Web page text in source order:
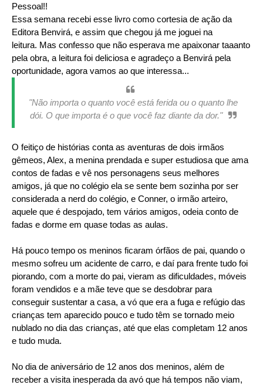
Pessoal!!
Essa semana recebi esse livro como cortesia de ação da
Editora Benvirá, e assim que chegou já me joguei na
leitura. Mas confesso que não esperava me apaixonar taaanto
pela obra, a leitura foi deliciosa e agradeço a Benvirá pela
oportunidade, agora vamos ao que interessa...
"Não importa o quanto você está ferida ou o quanto lhe
dói. O que importa é o que você faz diante da dor."
O feitiço de histórias conta as aventuras de dois irmãos
gêmeos, Alex, a menina prendada e super estudiosa que ama
contos de fadas e vê nos personagens seus melhores
amigos, já que no colégio ela se sente bem sozinha por ser
considerada a nerd do colégio, e Conner, o irmão arteiro,
aquele que é despojado, tem vários amigos, odeia conto de
fadas e dorme em quase todas as aulas.
Há pouco tempo os meninos ficaram órfãos de pai, quando o
mesmo sofreu um acidente de carro, e daí para frente tudo foi
piorando, com a morte do pai, vieram as dificuldades, móveis
foram vendidos e a mãe teve que se desdobrar para
conseguir sustentar a casa, a vó que era a fuga e refúgio das
crianças tem aparecido pouco e tudo têm se tornado meio
nublado no dia das crianças, até que elas completam 12 anos
e tudo muda.
No dia de aniversário de 12 anos dos meninos, além de
receber a visita inesperada da avó que há tempos não viam,